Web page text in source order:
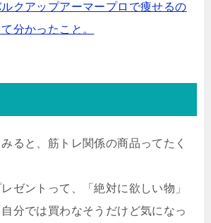
ルクアップアーマープロで痩せるの
分かったこと。
ると、筋トレ関係の商品ってたく
ゼントって、「絶対に欲しい物」
分では買わなそうだけど気になっ